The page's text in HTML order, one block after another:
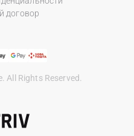
договор
All Rights Reserved.